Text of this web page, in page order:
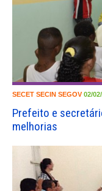
SECET SECIN SEGOV02/
Prefeito e
melhorias